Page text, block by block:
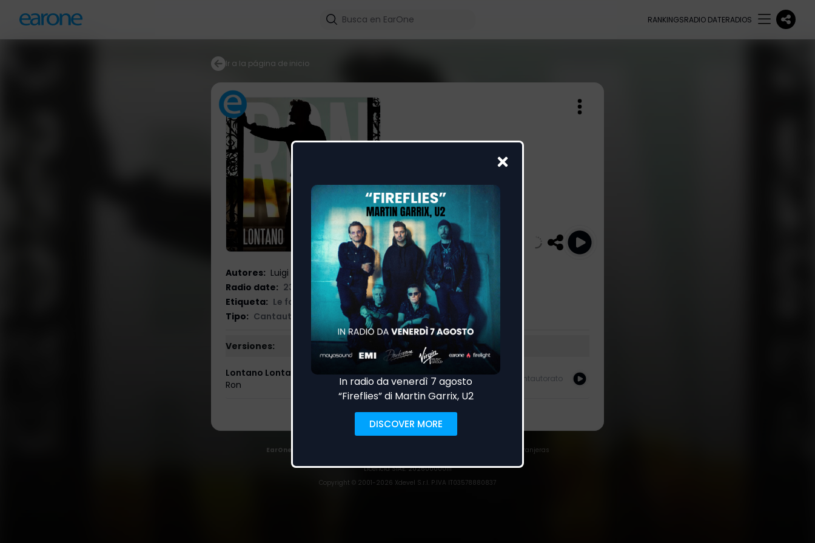
RANKINGSRADIO DATERADIOS
Ir a la página de inicio
Lontano Lontano
Autores: Luigi Tenco
Radio date: 23/02/2024
Etiqueta: Le foglie e il vento
Tipo: Cantautorato
Versiones:
Lontano Lontano
Ron
Cantautorato
EarOne detecta las transmisiones emitidas por cientos de radios italianas y extranjeras
Licencia SIAE: 202600000111
Copyright © 2001- 2026 Xdevel S.r.l. P.IVA IT03578880837